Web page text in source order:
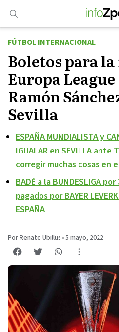
contenido
FÚTBOL INTERNACIONAL
Boletos para
Europa
Ramón
Sevilla
ESPAÑA MUNDIALISTA y
IGUALAR en SEVILLA ante
corregir muchas cosas en
BADÉ a la BUNDESLIGA por
pagados por BAYER
ESPAÑA
Por Renato Ubillus •5 mayo, 2022